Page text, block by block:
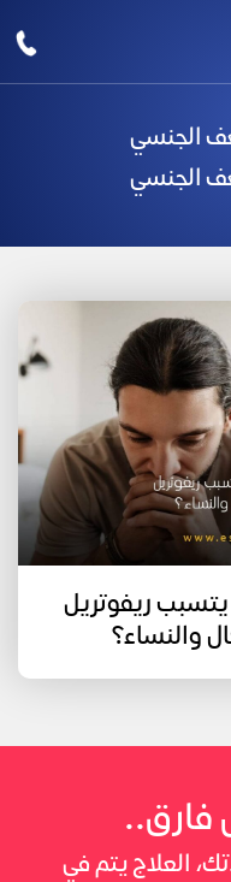
الجنسي
الجنسي
ريفوتريل
والنساء؟
فارق..
العلاج يتم في